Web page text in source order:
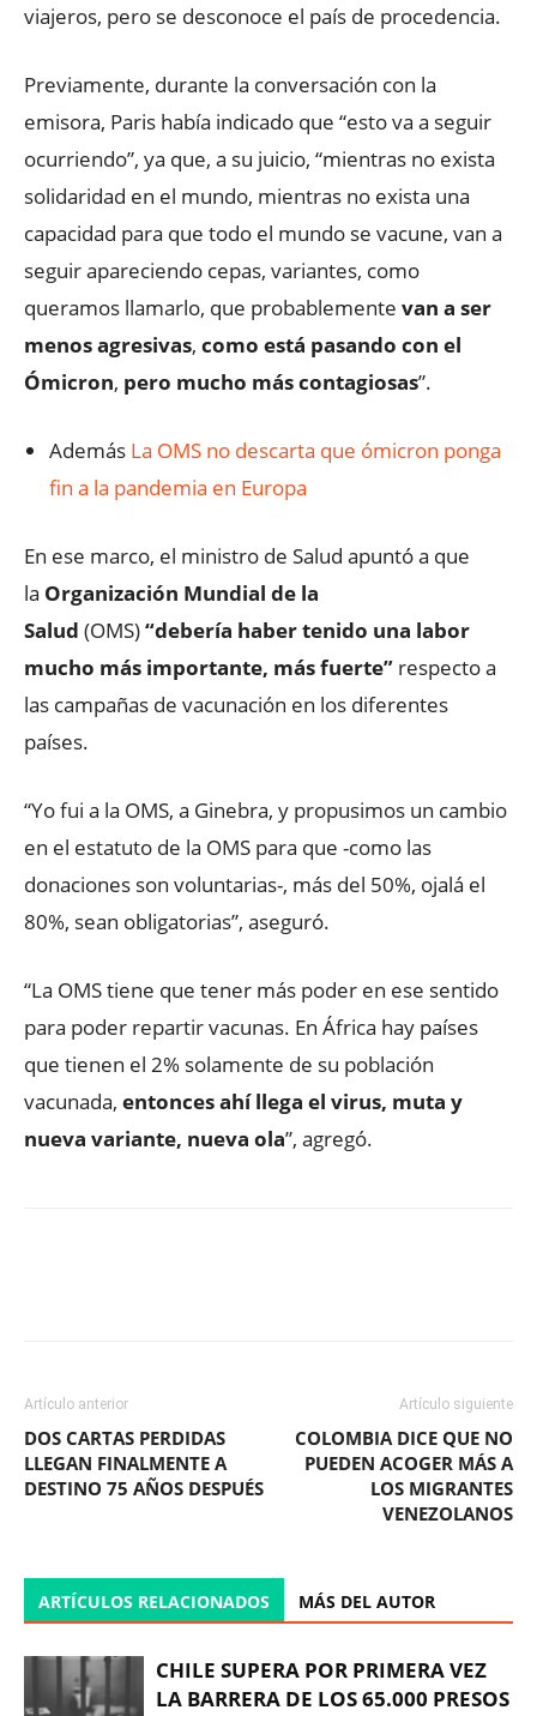
viajeros, pero se desconoce el país de procedencia.
Previamente, durante la conversación con la
emisora, Paris había indicado que “esto va a seguir
ocurriendo”, ya que, a su juicio, “mientras no exista
solidaridad en el mundo, mientras no exista una
capacidad para que todo el mundo se vacune, van a
seguir apareciendo cepas, variantes, como
queramos llamarlo, que probablemente van a ser
menos agresivas, como está pasando con el
Ómicron, pero mucho más contagiosas”.
Además La OMS no descarta que ómicron ponga
fin a la pandemia en Europa
En ese marco, el ministro de Salud apuntó a que
la Organización Mundial de la
Salud (OMS)“debería haber tenido una labor
mucho más importante, más fuerte” respecto a
las campañas de vacunación en los diferentes
países.
“Yo fui a la OMS, a Ginebra, y propusimos un cambio
en el estatuto de la OMS para que -como las
donaciones son voluntarias-, más del 50%, ojalá el
80%, sean obligatorias”, aseguró.
“La OMS tiene que tener más poder en ese sentido
para poder repartir vacunas. En África hay países
que tienen el 2% solamente de su población
vacunada, entonces ahí llega el virus, muta y
nueva variante, nueva ola”, agregó.
Artículo anterior
DOS CARTAS PERDIDAS
LLEGAN FINALMENTE A
DESTINO 75 AÑOS DESPUÉS
Artículo siguiente
COLOMBIA DICE QUE NO
PUEDEN ACOGER MÁS A
LOS MIGRANTES
VENEZOLANOS
ARTÍCULOS RELACIONADOS MÁS DEL AUTOR
CHILE SUPERA POR PRIMERA VEZ
LA BARRERA DE LOS 65.000 PRESOS